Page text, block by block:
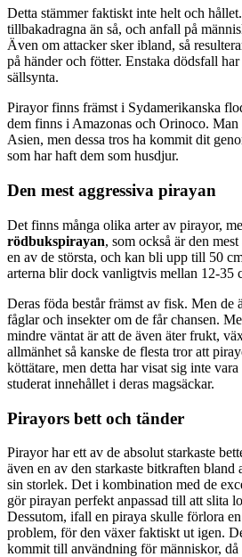
Detta stämmer faktiskt inte helt och
tillbakadragna än så, och anfall på
Även om attacker sker ibland, så
på händer och fötter. Enstaka dödsfall
sällsynta.
Pirayor finns främst i Sydamerikanska
dem finns i Amazonas och Orinoco.
Asien, men dessa tros ha kommit dit
som har haft dem som husdjur.
Den mest aggressiva pirayan
Det finns många olika arter av pirayor,
rödbukspirayan, som också är den
en av de största, och kan bli upp till 50
arterna blir dock vanligtvis mellan 12-35
Deras föda består främst av fisk. Men de
fåglar och insekter om de får chansen.
mindre väntat är att de även äter frukt,
allmänhet så kanske de flesta tror att
köttätare, men detta har visat sig inte
studerat innehållet i deras magsäckar.
Pirayors bett och tänder
Pirayor har ett av de absolut starkaste
även en av den starkaste bitkraften
sin storlek. Det i kombination med de
gör pirayan perfekt anpassad till att slita
Dessutom, ifall en piraya skulle förlora
problem, för den växer faktiskt ut igen.
kommit till användning för människor,